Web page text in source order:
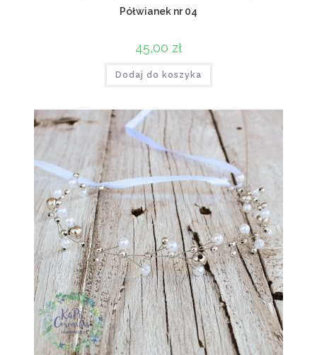
Półwianek nr 04
45,00 zł
Dodaj do koszyka